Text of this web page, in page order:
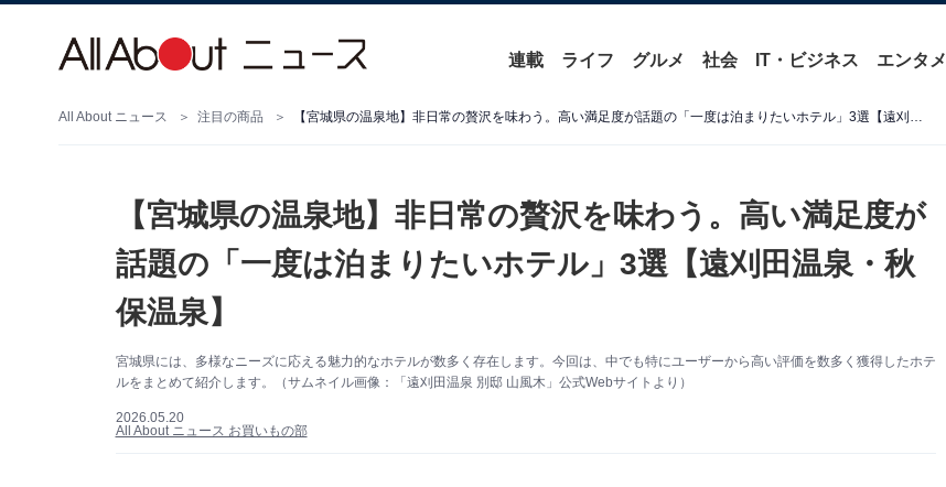
連載 ライフ グルメ 社会 IT・ビジネス エンタメ
All About ニュース 注目の商品 【宮城県の温泉地】非日常の贅沢を味わう。高い満足度が話題の「一度は泊まりたいホテル」3選【遠刈田温泉・秋保温泉】
【宮城県の温泉地】非日常の贅沢を味わう。高い満足度が
話題の「一度は泊まりたいホテル」3選【遠刈田温泉・秋
保温泉】
宮城県には、多様なニーズに応える魅力的なホテルが数多く存在します。今回は、中でも特にユーザーから高い評価を数多く獲得したホテ
ルをまとめて紹介します。（サムネイル画像：「遠刈田温泉 別邸 山風木」公式Webサイトより）
2026.05.20
All About ニュース お買いもの部